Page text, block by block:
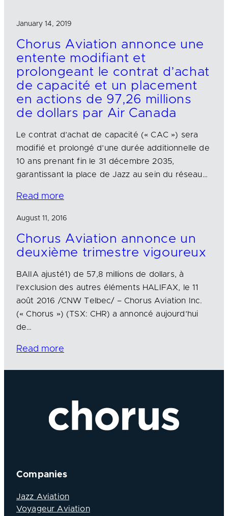
January 14, 2019
Chorus Aviation annonce une
entente modifiant et
prolongeant le contrat d’achat
de capacité et un placement
en actions de 97,26 millions
de dollars par Air Canada
Le contrat d’achat de capacité (« CAC ») sera
modifié et prolongé d’une durée additionnelle de
10 ans prenant fin le 31 décembre 2035,
garantissant la place de Jazz au sein du réseau…
Read more
August 11, 2016
Chorus Aviation annonce un
deuxième trimestre vigoureux
BAIIA ajusté1) de 57,8 millions de dollars, à
l’exclusion des autres éléments HALIFAX, le 11
août 2016 /CNW Telbec/ – Chorus Aviation Inc.
(« Chorus ») (TSX: CHR) a annoncé aujourd’hui
de…
Read more
Companies
Jazz Aviation
Voyageur Aviation